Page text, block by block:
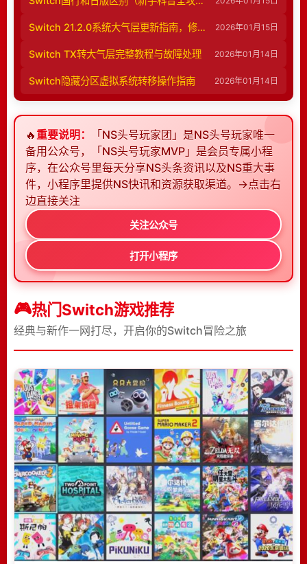
肤。Mojang和微软确认，任天堂Switch现有玩家
可通过数字渠道升级到新版。
知名零售爆料人billbil-kun爆料，此前传了许久的
暗黑破坏神4任天堂Switch 2版本，将于2026年9
月登陆任天堂新主机。本次推出的实体版并非传统游
戏卡带或是游戏密钥卡，而是盒装激活码。Switch
2版的售价分别为69.99欧元、69.99美元、62.99
英镑。目前暂未明确暗黑破坏神4的“憎恨之王”DLC
是否会包含在Switch 2版本中。这款游戏的发售日
Switch 21.2.0系统大气层更新指南，修正问题提高兼容性！ 2026年01月15日
Switch TX转大气层完整教程与故障处理 2026年01月14日
Switch隐藏分区虚拟系统转移操作指南 2026年01月14日
🔥重要说明：
「NS头号玩家团」是NS头号玩家唯一
备用公众号，「NS头号玩家MVP」是会员专属小程
序，在公众号里每天分享NS头条资讯以及NS重大事
件，小程序里提供NS快讯和资源获取渠道。→点击右
边直接关注
关注公众号
打开小程序
热门Switch游戏推荐
经典与新作一网打尽，开启你的Switch冒险之旅